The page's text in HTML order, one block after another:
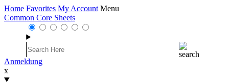
Home Favorites My Account Menu
Common Core Sheets
Anmeldung
x